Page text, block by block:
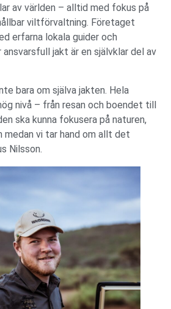
av världen – alltid med fokus på
viltförvaltning. Företaget
erfarna lokala guider och
jakt är en självklar del av
bara om själva jakten. Hela
nivå – från resan och boendet till
ska kunna fokusera på naturen,
medan vi tar hand om allt det
Nilsson.